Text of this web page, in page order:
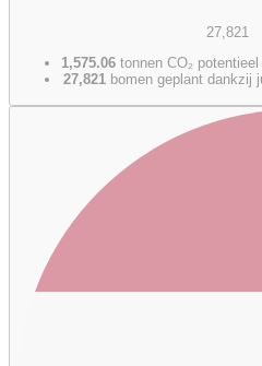
27,821
1,575.06 tonnen CO₂
27,821 bomen geplant dankzij